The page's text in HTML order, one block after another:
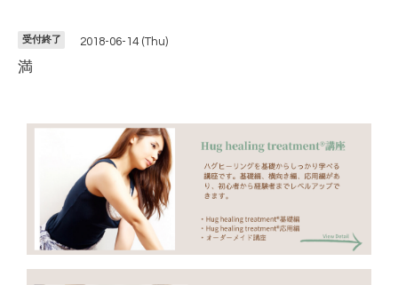
受付終了 2018-06-14 (Thu)
満